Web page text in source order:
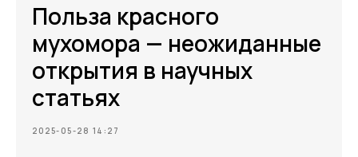
Польза красного
мухомора — неожиданные
открытия в научных
статьях
2025-05-28 14:27